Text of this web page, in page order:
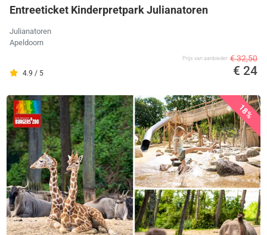
Entreeticket Kinderpretpark Julianatoren
Julianatoren
Apeldoorn
4.9 / 5
Prijs van aanbieder € 32,50
€ 24
18%